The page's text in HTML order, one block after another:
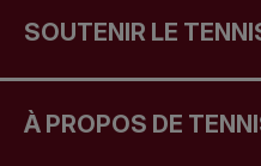
SOUTENIR LE
À PROPOS DE